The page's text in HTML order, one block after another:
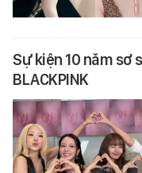
Sự kiện 10 năm sơ
BLACKPINK